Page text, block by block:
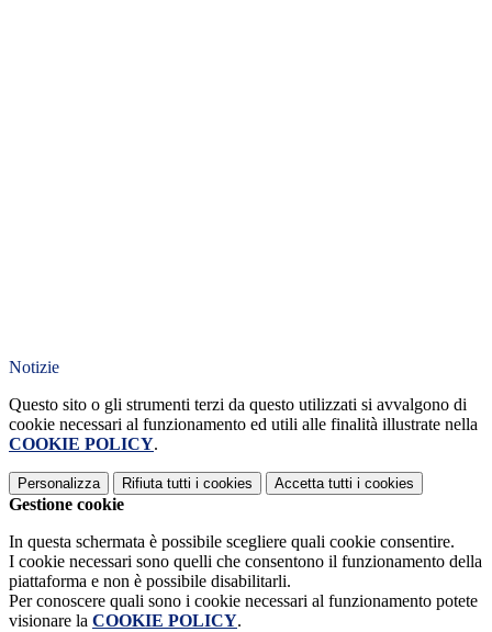
Notizie
Questo sito o gli strumenti terzi da questo utilizzati si avvalgono di
cookie necessari al funzionamento ed utili alle finalità illustrate nella
COOKIE POLICY.
Personalizza Rifiuta tutti i cookies Accetta tutti i cookies
Gestione cookie
In questa schermata è possibile scegliere quali cookie consentire.
I cookie necessari sono quelli che consentono il funzionamento della
piattaforma e non è possibile disabilitarli.
Per conoscere quali sono i cookie necessari al funzionamento potete
visionare la COOKIE POLICY.